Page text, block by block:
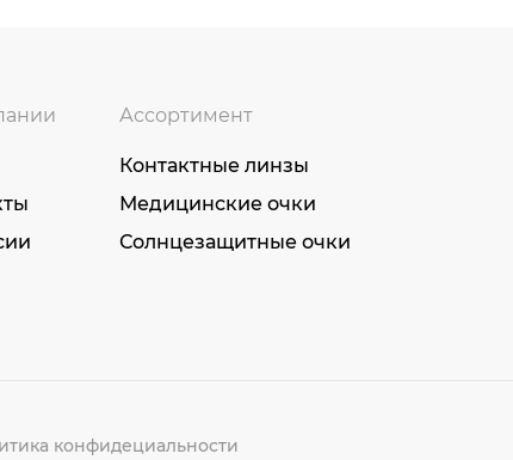
Ассортимент
Контактные линзы
Медицинские очки
Солнцезащитные очки
конфидециальности